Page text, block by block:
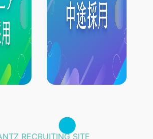
RECRUITING SITE